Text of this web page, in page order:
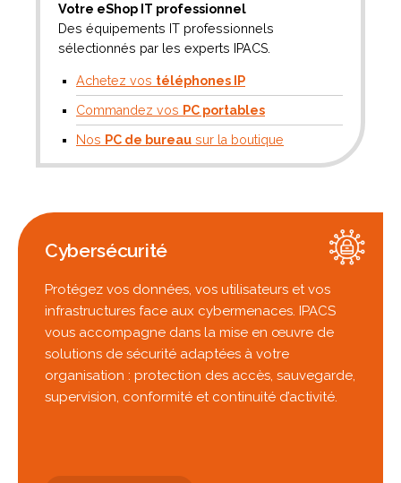
Votre eShop IT professionnel
Des équipements IT professionnels
sélectionnés par les experts IPACS.
Achetez vos téléphones IP
Commandez vos PC portables
Nos PC de bureau sur la boutique
Cybersécurité
Protégez vos données, vos utilisateurs et vos
infrastructures face aux cybermenaces. IPACS
vous accompagne dans la mise en œuvre de
solutions de sécurité adaptées à votre
organisation : protection des accès, sauvegarde,
supervision, conformité et continuité d’activité.